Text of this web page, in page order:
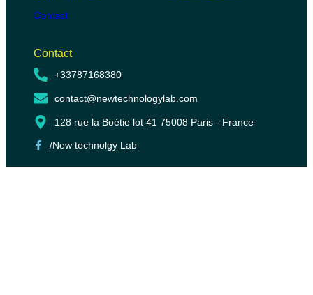
Contact
Contact
+33787168380
contact@newtechnologylab.com
128 rue la Boétie lot 41 75008 Paris - France
/New technolgy Lab